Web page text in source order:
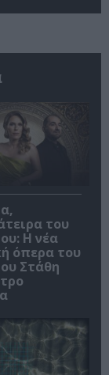
του
Η νέα
όπερα του
Στάθη